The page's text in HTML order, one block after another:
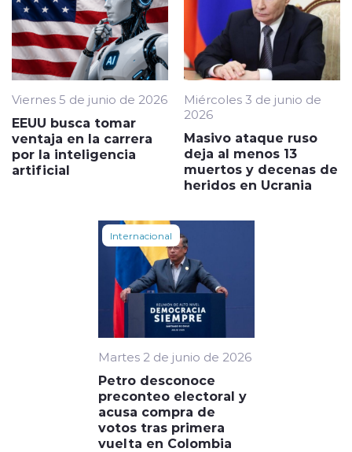
Viernes 5 de junio de 2026
EEUU busca tomar
ventaja en la carrera
por la inteligencia
artificial
Miércoles 3 de junio de
2026
Masivo ataque ruso
deja al menos 13
muertos y decenas de
heridos en Ucrania
Internacional
Martes 2 de junio de 2026
Petro desconoce
preconteo electoral y
acusa compra de
votos tras primera
vuelta en Colombia